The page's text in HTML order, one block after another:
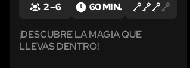
2 – 6 60 MIN.
¡DESCUBRE LA MAGIA QUE
LLEVAS DENTRO!